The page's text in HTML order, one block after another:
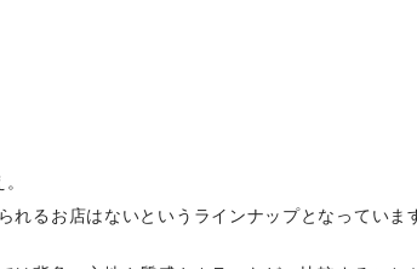
れるお店はないというラインナップとなっていま